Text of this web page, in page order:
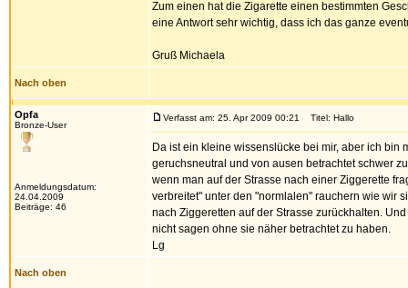
Zum einen hat die Zigarette einen bestimmten
eine Antwort sehr wichtig, dass ich das ganze
Gruß Michaela
Nach oben
Opfa
Bronze-User
Anmeldungsdatum:
24.04.2009
Beiträge: 46
Verfasst am: 25. Apr 2009 00:21 Titel: Hallo
Da ist ein kleine wissenslücke bei mir, aber ich
geruchsneutral und von ausen betrachtet schwer
wenn man auf der Strasse nach einer Ziggerette
verbreitet" unter den "normlalen" rauchern wie wir
nach Ziggeretten auf der Strasse zurückhalten.
nicht sagen ohne sie näher betrachtet zu haben.
Lg
Nach oben